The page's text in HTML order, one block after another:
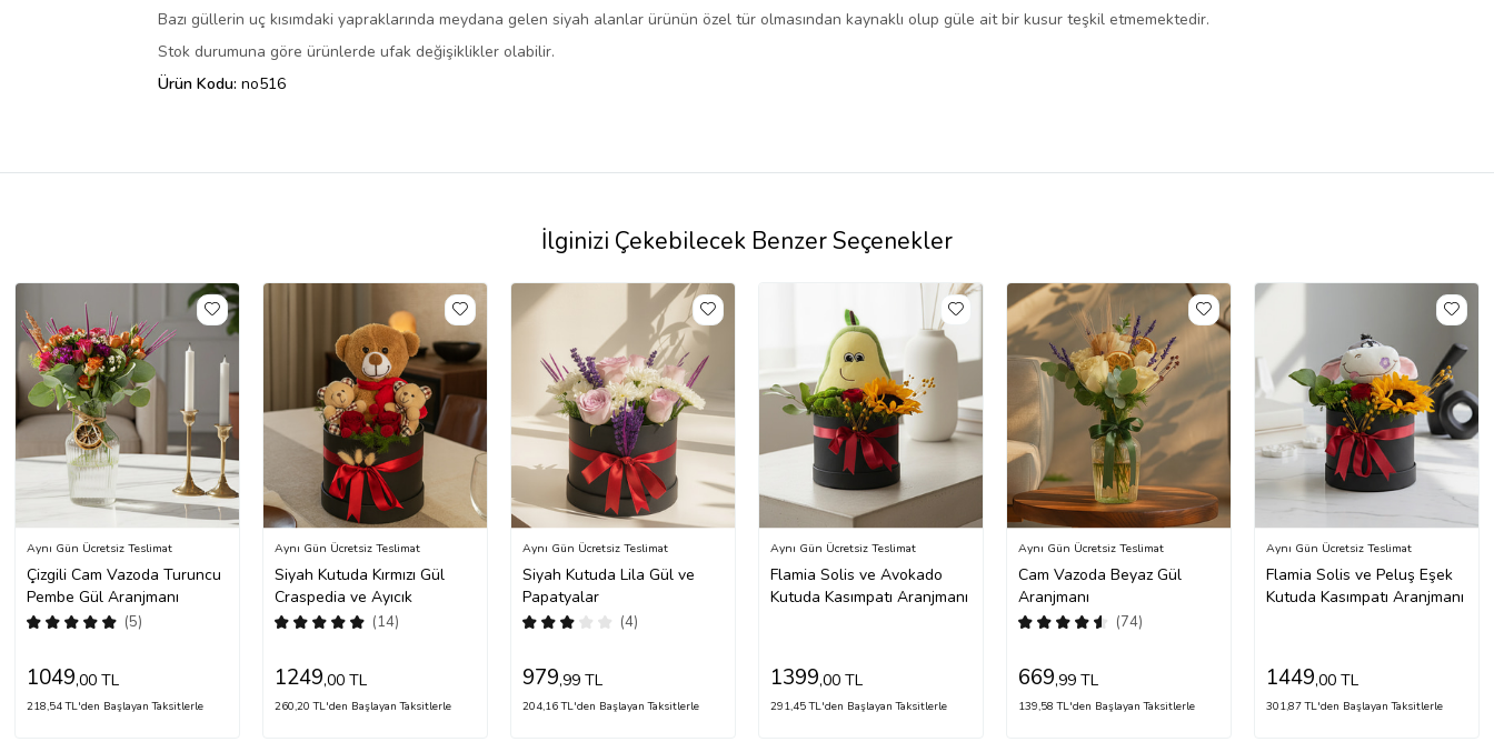
Bazı güllerin uç kısımdaki yapraklarında meydana gelen siyah alanlar ürünün özel tür olmasından kaynaklı olup güle ait bir kusur teşkil etmemektedir.
Stok durumuna göre ürünlerde ufak değişiklikler olabilir.
Ürün Kodu: no516
İlginizi Çekebilecek Benzer Seçenekler
Çizgili Cam Vazoda Turuncu
Pembe Gül Aranjmanı
(5)
Aynı Gün Ücretsiz Teslimat
1049,00 TL
218,54 TL'den Başlayan Taksitlerle
Siyah Kutuda Kırmızı Gül
Craspedia ve Ayıcık
(14)
Aynı Gün Ücretsiz Teslimat
1249,00 TL
260,20 TL'den Başlayan Taksitlerle
Siyah Kutuda Lila Gül ve
Papatyalar
(4)
Aynı Gün Ücretsiz Teslimat
979,99 TL
204,16 TL'den Başlayan Taksitlerle
Flamia Solis ve Avokado
Kutuda Kasımpatı Aranjmanı
Aynı Gün Ücretsiz Teslimat
1399,00 TL
291,45 TL'den Başlayan Taksitlerle
Cam Vazoda Beyaz Gül
Aranjmanı
(74)
Aynı Gün Ücretsiz Teslimat
669,99 TL
139,58 TL'den Başlayan Taksitlerle
Flamia Solis ve Peluş Eşek
Kutuda Kasımpatı Aranjmanı
Aynı Gün Ücretsiz Teslimat
1449,00 TL
301,87 TL'den Başlayan Taksitlerle